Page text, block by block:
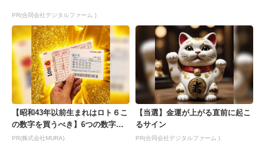
PR(合同会社デジタルファーム )
【昭和43年以前生まれはロト６こ
の数字を買うべき】6つの数字が
「完全一致」する方...
PR(株式会社MURA)
【当選】金運が上がる直前に起こ
るサイン
PR(合同会社デジタルファーム )